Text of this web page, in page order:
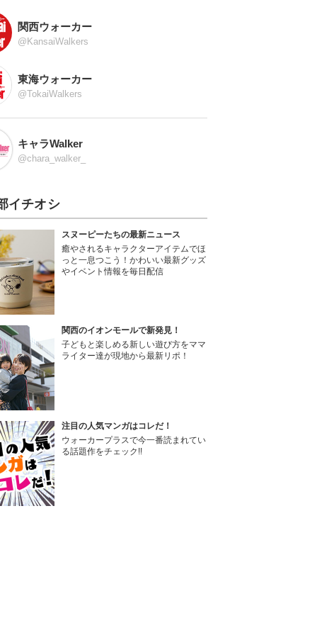
関西ウォーカー
@KansaiWalkers
東海ウォーカー
@TokaiWalkers
キャラWalker
@chara_walker_
イチオシ
スヌーピーたちの最新ニュース
癒やされるキャラクターアイテムでほ
っと一息つこう！かわいい最新グッズ
やイベント情報を毎日配信
関西のイオンモールで新発見！
子どもと楽しめる新しい遊び方をママ
ライター達が現地から最新リポ！
注目の人気マンガはコレだ！
ウォーカープラスで今一番読まれてい
る話題作をチェック!!